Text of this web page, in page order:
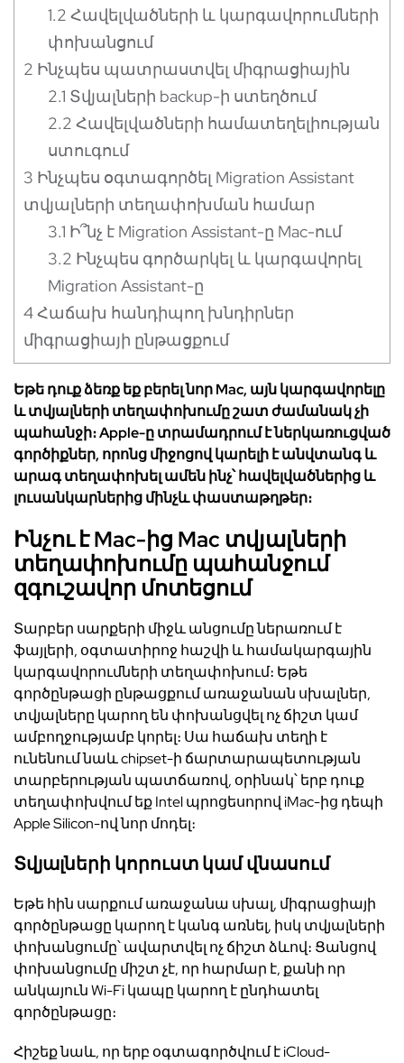
1.2 Հավելվածների և կարգավորումների
փոխանցում
2 Ինչպես պատրաստվել միգրացիային
2.1 Տվյալների backup-ի ստեղծում
2.2 Հավելվածների համատեղելիության
ստուգում
3 Ինչպես օգտագործել Migration Assistant
տվյալների տեղափոխման համար
3.1 Ի՞նչ է Migration Assistant-ը Mac-ում
3.2 Ինչպես գործարկել և կարգավորել
Migration Assistant-ը
4Հաճախ հանդիպող խնդիրներ
միգրացիայի ընթացքում
Եթե դուք ձեռք եք բերել նոր Mac, այն կարգավորելը
և տվյալների տեղափոխումը շատ ժամանակ չի
պահանջի։ Apple-ը տրամադրում է ներկառուցված
գործիքներ, որոնց միջոցով կարելի է անվտանգ և
արագ տեղափոխել ամեն ինչ՝ հավելվածներից և
լուսանկարներից մինչև փաստաթղթեր։
Ինչու է Mac-ից Mac տվյալների
տեղափոխումը պահանջում
զգուշավոր մոտեցում
Տարբեր սարքերի միջև անցումը ներառում է
ֆայլերի, օգտատիրոջ հաշվի և համակարգային
կարգավորումների տեղափոխում։ Եթե
գործընթացի ընթացքում առաջանան սխալներ,
տվյալները կարող են փոխանցվել ոչ ճիշտ կամ
ամբողջությամբ կորել։ Սա հաճախ տեղի է
ունենում նաև chipset-ի ճարտարապետության
տարբերության պատճառով, օրինակ՝ երբ դուք
տեղափոխվում եք Intel պրոցեսորով iMac-ից դեպի
Apple Silicon-ով նոր մոդել։
Տվյալների կորուստ կամ վնասում
Եթե հին սարքում առաջանա սխալ, միգրացիայի
գործընթացը կարող է կանգ առնել, իսկ տվյալների
փոխանցումը՝ ավարտվել ոչ ճիշտ ձևով։ Ցանցով
փոխանցումը միշտ չէ, որ հարմար է, քանի որ
անկայուն Wi-Fi կապը կարող է ընդհատել
գործընթացը։
Հիշեք նաև, որ երբ օգտագործվում է iCloud-